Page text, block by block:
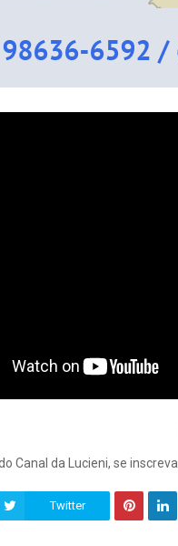
Canal da Lucieni, se inscreva
Twitter